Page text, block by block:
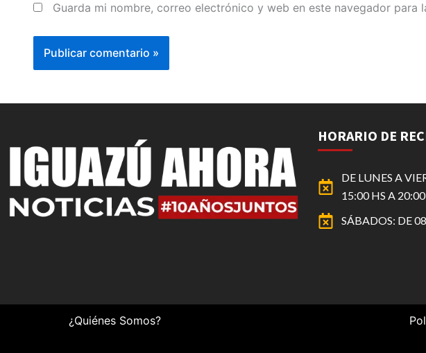
Guarda mi nombre, correo electrónico y web en este navegador para
HORARIO DE
DE LUNES A
15:00 HS A
SÁBADOS: DE
¿Quiénes Somos?